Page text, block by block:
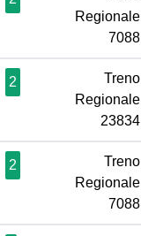
Regionale
7088
2
Treno
Regionale
23834
2
Treno
Regionale
7088